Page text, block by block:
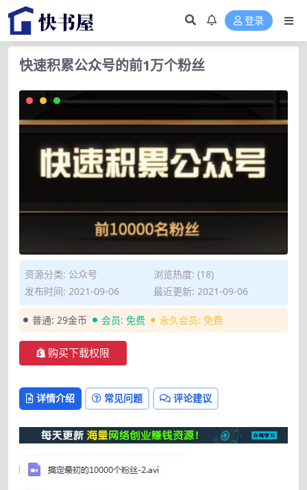
登录
快速积累公众号的前1万个粉丝
资源分类: 公众号
浏览热度: (18)
发布时间: 2021-09-06
最近更新: 2021-09-06
普通: 29金币 会员: 免费 永久会员: 免费
购买下载权限
详情介绍 常见问题 评论建议